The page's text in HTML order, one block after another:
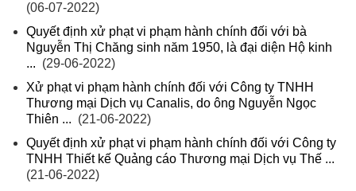
(06-07-2022)
Quyết định xử phạt vi phạm hành chính đối với bà
Nguyễn Thị Chăng sinh năm 1950, là đại diện Hộ kinh
... (29-06-2022)
Xử phạt vi phạm hành chính đối với Công ty TNHH
Thương mại Dịch vụ Canalis, do ông Nguyễn Ngọc
Thiên ... (21-06-2022)
Quyết định xử phạt vi phạm hành chính đối với Công ty
TNHH Thiết kế Quảng cáo Thương mại Dịch vụ Thế ...
(21-06-2022)